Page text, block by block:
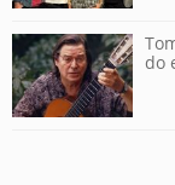
do